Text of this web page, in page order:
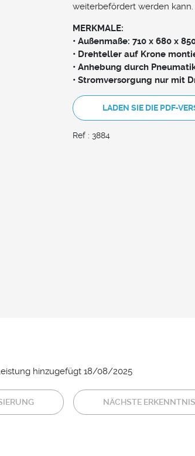
weiterbefördert werden kann.
MERKMALE:
• Außenmaße: 710 x 680 x
• Drehteller auf Krone
• Anhebung durch
• Stromversorgung nur mit
LADEN SIE DIE PDF-
Ref : 3884
hinzugefügt 18/08/2025
NÄCHSTE ERKENNTNIS